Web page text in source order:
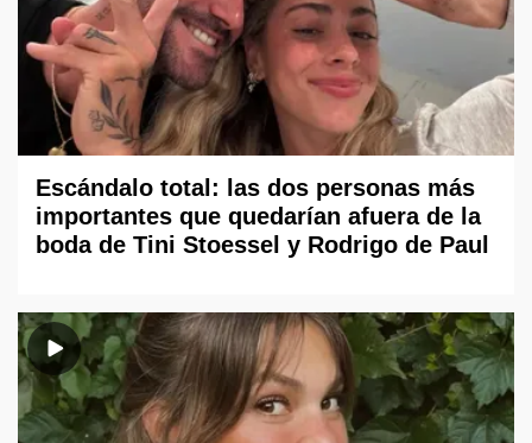
Escándalo total: las dos personas más
importantes que quedarían afuera de la
boda de Tini Stoessel y Rodrigo de Paul